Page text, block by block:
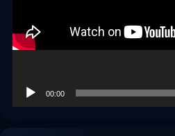
00:00